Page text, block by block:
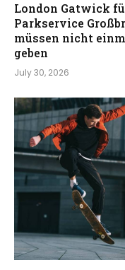
London Gatwick
Parkservice
müssen nicht
geben
July 30, 2026